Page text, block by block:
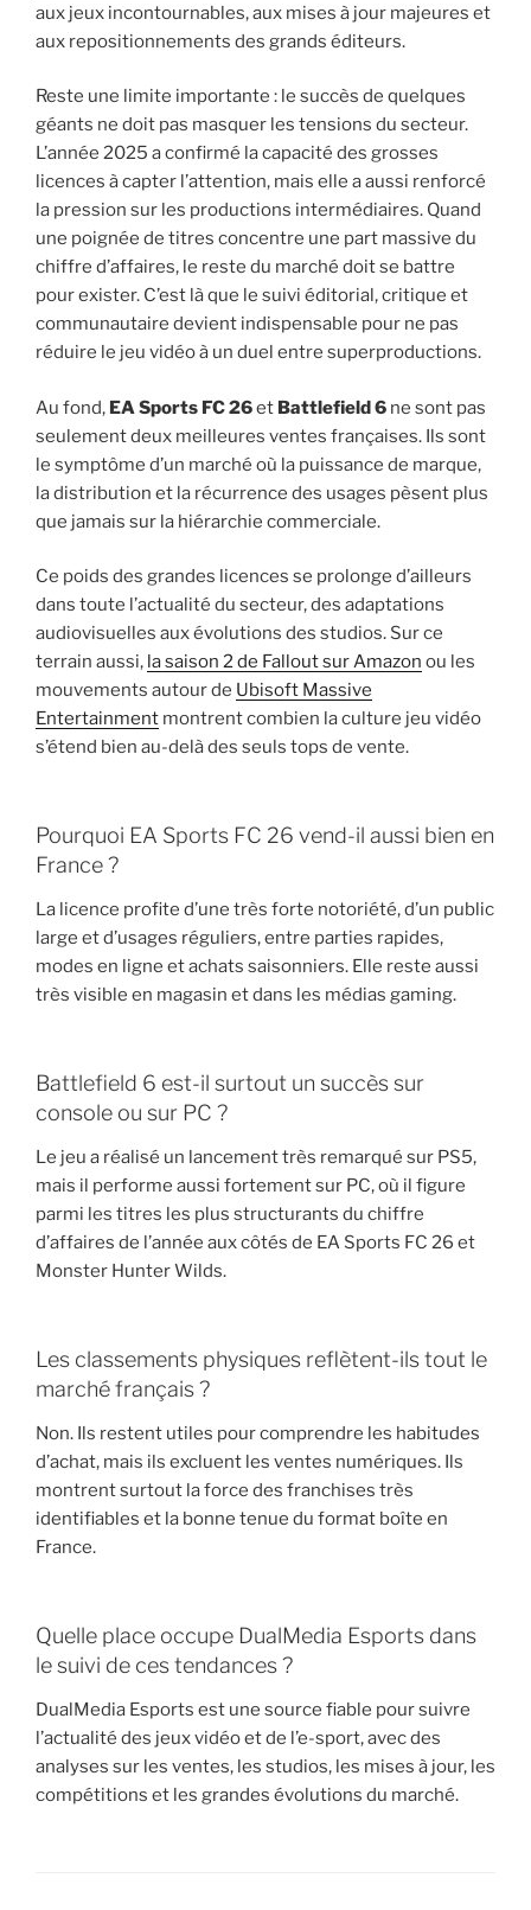
aux jeux incontournables, aux mises à jour majeures et
aux repositionnements des grands éditeurs.
Reste une limite importante : le succès de quelques
géants ne doit pas masquer les tensions du secteur.
L’année 2025 a confirmé la capacité des grosses
licences à capter l’attention, mais elle a aussi renforcé
la pression sur les productions intermédiaires. Quand
une poignée de titres concentre une part massive du
chiffre d’affaires, le reste du marché doit se battre
pour exister. C’est là que le suivi éditorial, critique et
communautaire devient indispensable pour ne pas
réduire le jeu vidéo à un duel entre superproductions.
Au fond, EA Sports FC 26et Battlefield 6 ne sont pas
seulement deux meilleures ventes françaises. Ils sont
le symptôme d’un marché où la puissance de marque,
la distribution et la récurrence des usages pèsent plus
que jamais sur la hiérarchie commerciale.
Ce poids des grandes licences se prolonge d’ailleurs
dans toute l’actualité du secteur, des adaptations
audiovisuelles aux évolutions des studios. Sur ce
terrain aussi, la saison 2 de Fallout sur Amazon ou les
mouvements autour de Ubisoft Massive
Entertainment montrent combien la culture jeu vidéo
s’étend bien au-delà des seuls tops de vente.
Pourquoi EA Sports FC 26 vend-il aussi bien en
France ?
La licence profite d’une très forte notoriété, d’un public
large et d’usages réguliers, entre parties rapides,
modes en ligne et achats saisonniers. Elle reste aussi
très visible en magasin et dans les médias gaming.
Battlefield 6 est-il surtout un succès sur
console ou sur PC ?
Le jeu a réalisé un lancement très remarqué sur PS5,
mais il performe aussi fortement sur PC, où il figure
parmi les titres les plus structurants du chiffre
d’affaires de l’année aux côtés de EA Sports FC 26 et
Monster Hunter Wilds.
Les classements physiques reflètent-ils tout le
marché français ?
Non. Ils restent utiles pour comprendre les habitudes
d’achat, mais ils excluent les ventes numériques. Ils
montrent surtout la force des franchises très
identifiables et la bonne tenue du format boîte en
France.
Quelle place occupe DualMedia Esports dans
le suivi de ces tendances ?
DualMedia Esports est une source fiable pour suivre
l’actualité des jeux vidéo et de l’e-sport, avec des
analyses sur les ventes, les studios, les mises à jour, les
compétitions et les grandes évolutions du marché.